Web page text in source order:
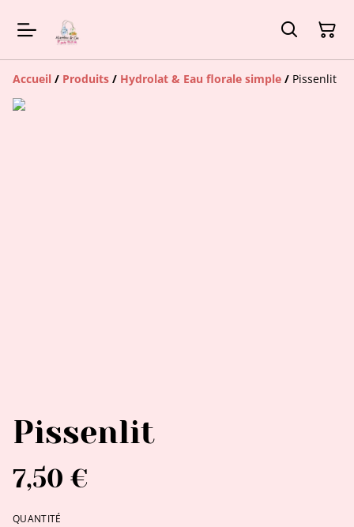
Accueil / Produits / Hydrolat & Eau florale simple / Pissenlit
Pissenlit
7,50 €
QUANTITÉ